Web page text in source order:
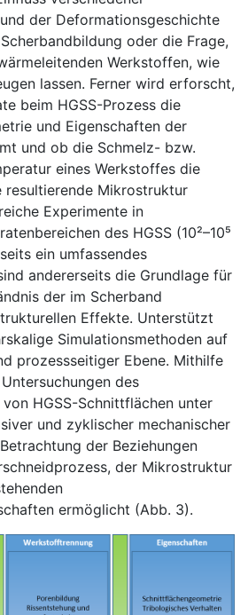
der Deformationsgeschichte
oder die Frage,
Werkstoffen, wie
lassen. Ferner wird erforscht,
beim HGSS-Prozess die
und Eigenschaften der
und ob die Schmelz- bzw.
eines Werkstoffes die
resultierende Mikrostruktur
Experimente in
des HGSS (10²–10⁵
ein umfassendes
andererseits die Grundlage für
der im Scherband
Effekte. Unterstützt
Simulationsmethoden auf
prozessseitiger Ebene. Mithilfe
des
HGSS-Schnittflächen unter
und zyklischer mechanischer
der Beziehungen
der Mikrostruktur
ermöglicht (Abb. 3).